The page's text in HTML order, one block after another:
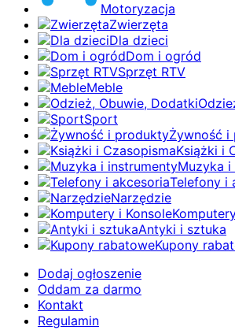
Motoryzacja
Zwierzęta
Dla dzieci
Dom i ogród
Sprzęt RTV
Meble
Sport
Żywność i
Książki i
Muzyka
Telefony i
Narzędzie
Antyki i sztuka
Kupony
Dodaj ogłoszenie
Oddam za darmo
Kontakt
Regulamin